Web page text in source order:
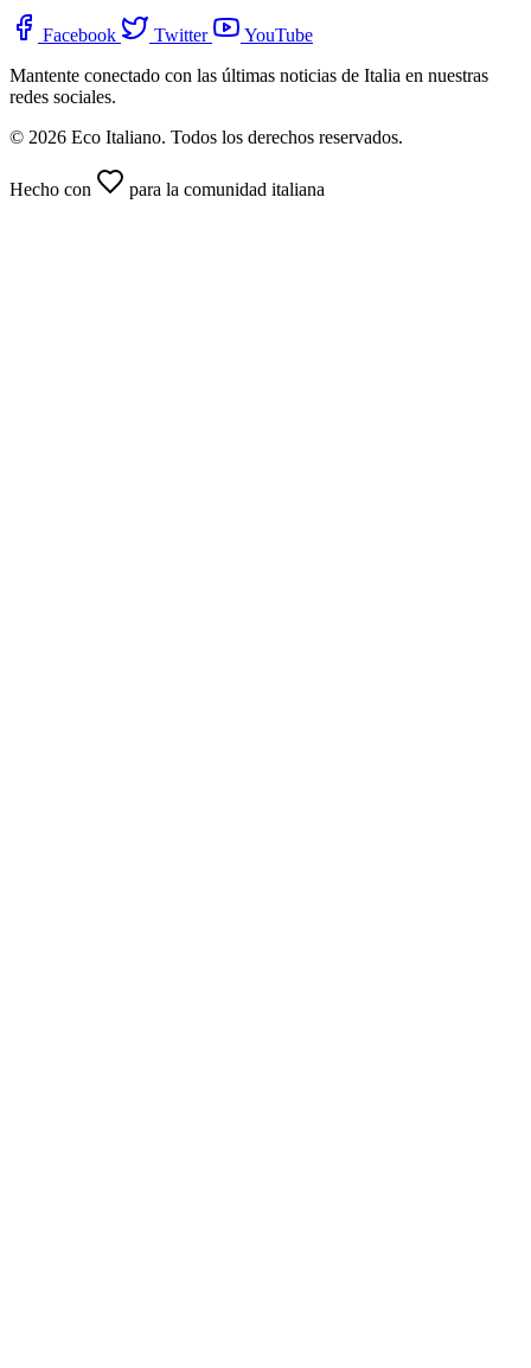
Facebook Twitter
YouTube
Mantente conectado con las últimas noticias de Italia en nuestras
redes sociales.
© 2026 Eco Italiano. Todos los derechos reservados.
Hecho con para la comunidad italiana